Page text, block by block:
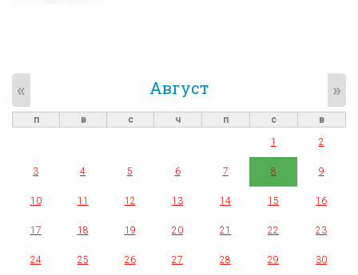
Август
« »
п в с ч п с
в
1
2
3 4 5 6 7 8 9
10 11 12 13 14 15 16
17 18 19 20 21 22 23
24 25 26 27 28 29 30